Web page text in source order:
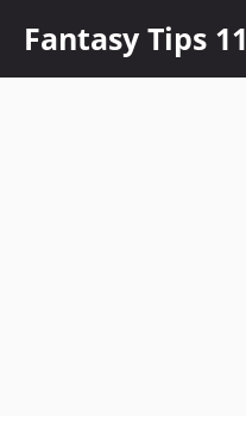
content
Fantasy Tips 11